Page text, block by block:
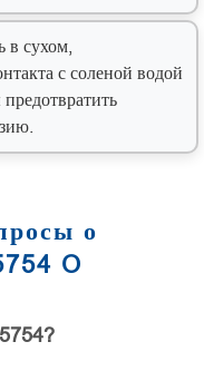
в сухом,
с соленой водой
о
O